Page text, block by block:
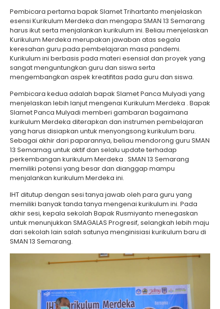
Pembicara pertama bapak Slamet Trihartanto menjelaskan
esensi Kurikulum Merdeka dan mengapa SMAN 13 Semarang
harus ikut serta menjalankan kurikulum ini. Beliau menjelaskan
Kurikulum Merdeka merupakan jawaban atas segala
keresahan guru pada pembelajaran masa pandemi.
Kurikulum ini berbasis pada materi esensial dan proyek yang
sangat menguntungkan guru dan siswa serta
mengembangkan aspek kreatifitas pada guru dan siswa.
Pembicara kedua adalah bapak Slamet Panca Mulyadi yang
menjelaskan lebih lanjut mengenai Kurikulum Merdeka . Bapak
Slamet Panca Mulyadi memberi gambaran bagaimana
kurikulum Merdeka diterapkan dan instrumen pembelajaran
yang harus disiapkan untuk menyongsong kurikulum baru.
Sebagai akhir dari paparannya, beliau mendorong guru SMAN
13 Semarnag untuk aktif dan selalu update terhadap
perkembangan kurikulum Merdeka . SMAN 13 Semarang
memiliki potensi yang besar dan dianggap mampu
menjalankan kurikulum Merdeka ini.
IHT ditutup dengan sesi tanya jawab oleh para guru yang
memiliki banyak tanda tanya mengenai kurikulum ini. Pada
akhir sesi, kepala sekolah Bapak Rusmiyanto menegaskan
untuk menunjukkan SMAGALAS Progresif, selangkah lebih maju
dari sekolah lain salah satunya menginisiasi kurikulum baru di
SMAN 13 Semarang.